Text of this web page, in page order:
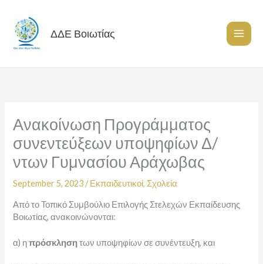
content
ΔΔΕ Βοιωτίας
Ανακοίνωση Προγράμματος
συνεντεύξεων υποψηφίων Δ/
ντων Γυμνασίου Αράχωβας
September 5, 2023/Εκπαιδευτικοί, Σχολεία
Από το Τοπικό Συμβούλιο Επιλογής Στελεχών Εκπαίδευσης
Βοιωτίας, ανακοινώνονται:
α) ηπρόσκλησητων υποψηφίων σε συνέντευξη, και